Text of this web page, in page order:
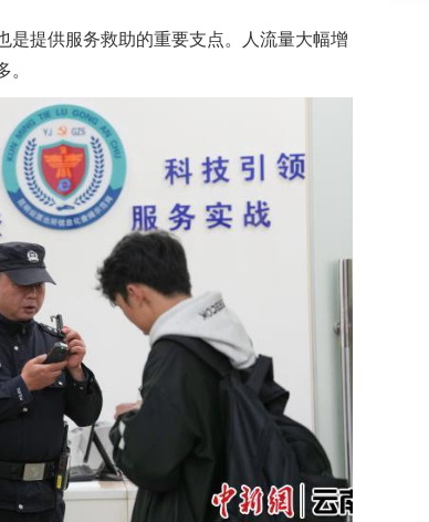
提供服务救助的重要支点。人流量大幅增
。